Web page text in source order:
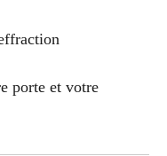
porte et votre